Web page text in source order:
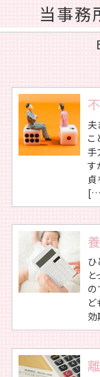
当事務
夫
こ
手
す
ひ
の
ど
効